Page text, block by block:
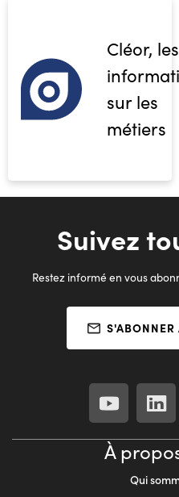
Cléor, les
sur les
métiers
Suivez
Restez informé en vous
S'ABONNER
À
Qui